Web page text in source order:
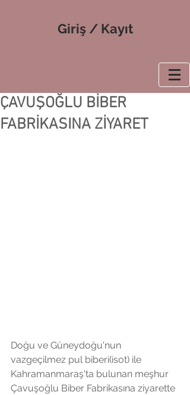
Giriş / Kayıt
ÇAVUŞOĞLU BİBER
FABRİKASINA ZİYARET
Doğu ve Güneydoğu'nun
vazgeçilmez pul biberi(isot) ile
Kahramanmaraş'ta bulunan meşhur
Çavuşoğlu Biber Fabrikasına ziyarette